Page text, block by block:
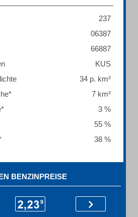
237
06387
66887
KUS
34 p. km²
7 km²
3 %
55 %
38 %
BENZINPREISE